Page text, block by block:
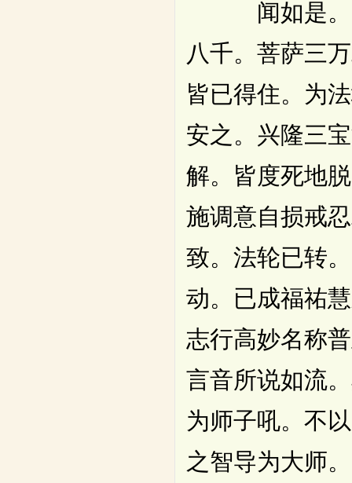
闻如是。一
八千。菩萨三
皆已得住。为
安之。兴隆三
解。皆度死地
施调意自损戒
致。法轮已转
动。已成福祐
志行高妙名称
言音所说如流
为师子吼。不
之智导为大师